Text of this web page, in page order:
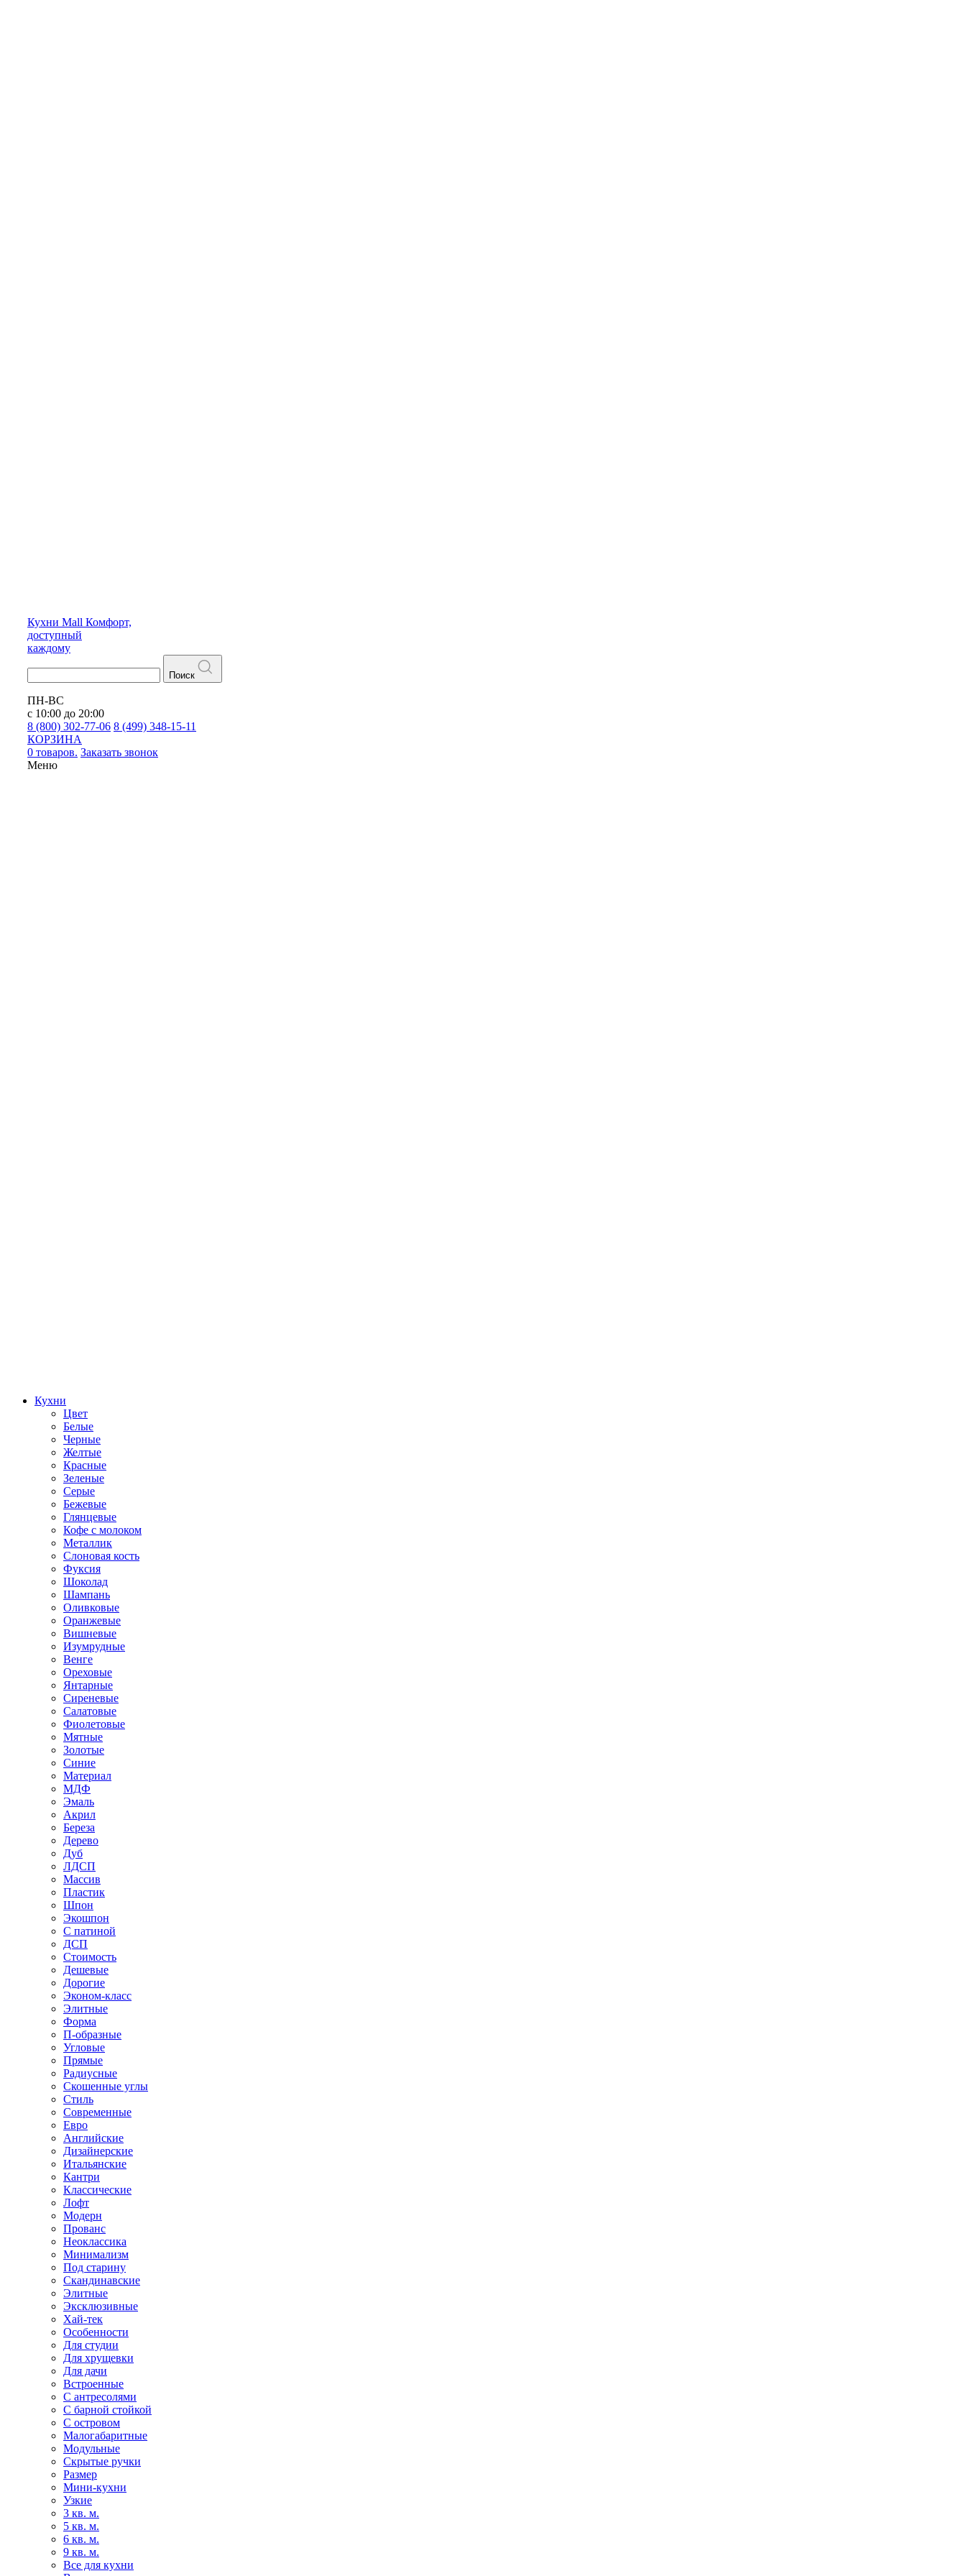
Кухни Mall Комфорт,
доступный
каждому
Поиск
ПН-ВС
с 10:00 до 20:00
8 (800) 302-77-06 8 (499) 348-15-11
КОРЗИНА
0 товаров. Заказать звонок
Меню
Кухни
Цвет
Белые
Черные
Желтые
Красные
Зеленые
Серые
Бежевые
Глянцевые
Кофе с молоком
Металлик
Слоновая кость
Фуксия
Шоколад
Шампань
Оливковые
Оранжевые
Вишневые
Изумрудные
Венге
Ореховые
Янтарные
Сиреневые
Салатовые
Фиолетовые
Мятные
Золотые
Синие
Материал
МДФ
Эмаль
Акрил
Береза
Дерево
Дуб
ЛДСП
Массив
Пластик
Шпон
Экошпон
С патиной
ДСП
Стоимость
Дешевые
Дорогие
Эконом-класс
Элитные
Форма
П-образные
Угловые
Прямые
Радиусные
Скошенные углы
Стиль
Современные
Евро
Английские
Дизайнерские
Итальянские
Кантри
Классические
Лофт
Модерн
Прованс
Неоклассика
Минимализм
Под старину
Скандинавские
Элитные
Эксклюзивные
Хай-тек
Особенности
Для студии
Для хрущевки
Для дачи
Встроенные
С антресолями
С барной стойкой
С островом
Малогабаритные
Модульные
Скрытые ручки
Размер
Мини-кухни
Узкие
3 кв. м.
5 кв. м.
6 кв. м.
9 кв. м.
Все для кухни